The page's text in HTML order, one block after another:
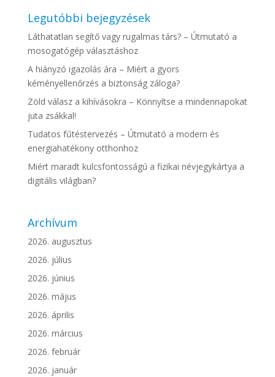
Legutóbbi bejegyzések
Láthatatlan segítő vagy rugalmas társ? – Útmutató a
mosogatógép választáshoz
A hiányzó igazolás ára – Miért a gyors
kéményellenőrzés a biztonság záloga?
Zöld válasz a kihívásokra – Könnyítse a mindennapokat
juta zsákkal!
Tudatos fűtéstervezés – Útmutató a modern és
energiahatékony otthonhoz
Miért maradt kulcsfontosságú a fizikai névjegykártya a
digitális világban?
Archívum
2026. augusztus
2026. július
2026. június
2026. május
2026. április
2026. március
2026. február
2026. január